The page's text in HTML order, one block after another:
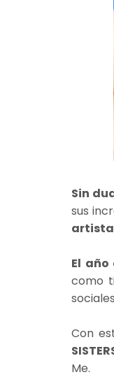
Sin
sus
El
como
Con
Me.